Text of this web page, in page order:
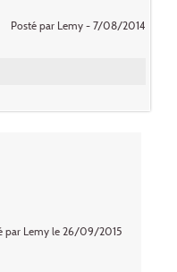
Posté par Lemy - 7/08/2014
par Lemy le 26/09/2015